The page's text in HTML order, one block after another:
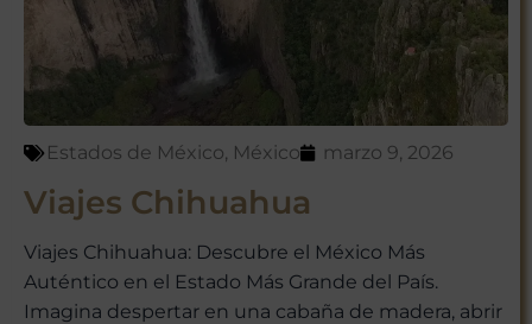
Estados de México, México marzo 9, 2026
Viajes Chihuahua
Viajes Chihuahua: Descubre el México Más
Auténtico en el Estado Más Grande del País.
Imagina despertar en una cabaña de madera, abrir